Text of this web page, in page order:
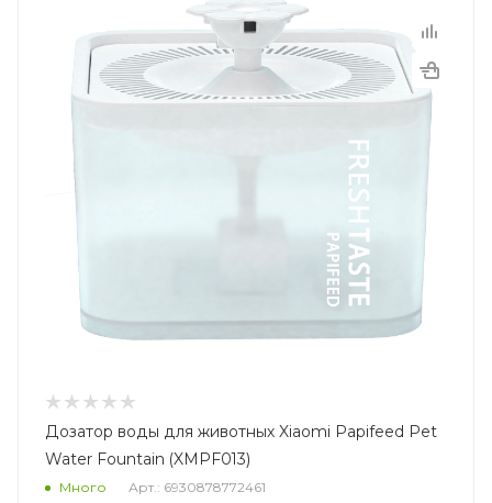
Дозатор воды для животных Xiaomi Papifeed Pet
Water Fountain (XMPF013)
Много Арт.: 6930878772461